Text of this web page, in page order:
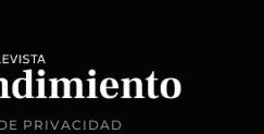
PRIVACIDAD